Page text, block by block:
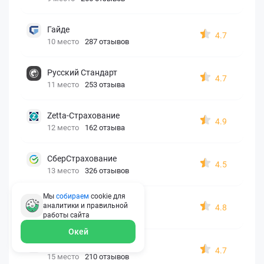
Гайде
10 место 287 отзывов
4.7
Русский Стандарт
11 место 253 отзыва
4.7
Zetta-Страхование
12 место 162 отзыва
4.9
СберСтрахование
13 место 326 отзывов
4.5
Евроинс
14 место 187 отзывов
4.8
АК БАРС
15 место 210 отзывов
4.7
Мы собираем cookie для
аналитики и правильной
работы сайта
Окей